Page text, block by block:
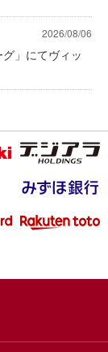
2026/08/06
」にてヴィッ